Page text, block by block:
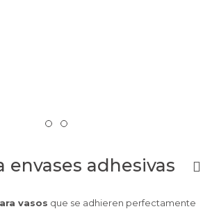
envases adhesivas
vasos que se adhieren perfectamente